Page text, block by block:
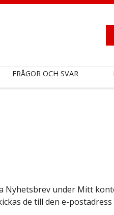
FRÅGOR OCH SVAR
Nyhetsbrev under Mitt
de till den e-